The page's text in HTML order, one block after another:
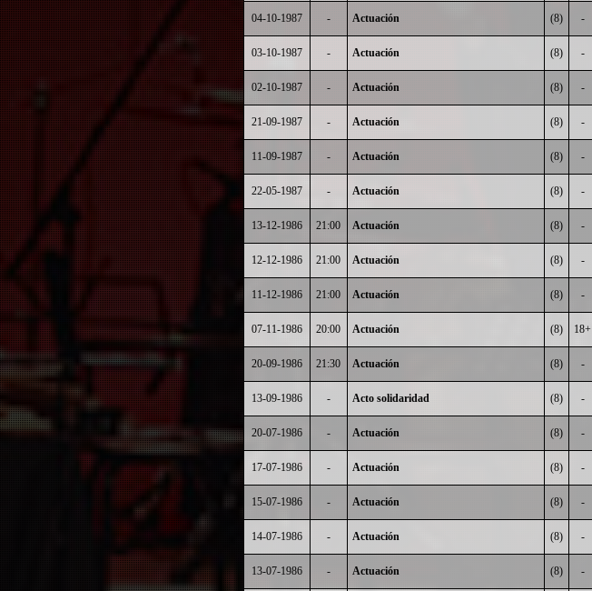
04-10-1987 - Actuación (8) -
03-10-1987 - Actuación (8) -
02-10-1987 - Actuación (8) -
21-09-1987 - Actuación (8) -
11-09-1987 - Actuación (8) -
22-05-1987 - Actuación (8) -
13-12-1986 21:00 Actuación (8) -
12-12-1986 21:00 Actuación (8) -
11-12-1986 21:00 Actuación (8) -
07-11-1986 20:00 Actuación (8) 18+
20-09-1986 21:30 Actuación (8) -
13-09-1986 - Acto solidaridad (8) -
20-07-1986 - Actuación (8) -
17-07-1986 - Actuación (8) -
15-07-1986 - Actuación (8) -
14-07-1986 - Actuación (8) -
13-07-1986 - Actuación (8) -